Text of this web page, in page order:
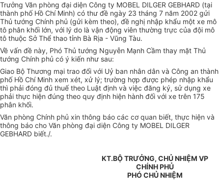
Trưởng Văn phòng đại diện Công ty MOBEL DILGER GEBHARD (tại
thành phố Hồ Chí Minh) có thư đề ngày 23 tháng 7 năm 2002 gửi
Thủ tướng Chính phủ (gửi kèm theo), đề nghị nhập khẩu một xe mô
tô phân khối lớn, với lý do là vận động viên thường trực của đội mô
tô thuộc Sở Thể thao tỉnh Bà Rịa - Vũng Tàu.
Về vấn đề này, Phó Thủ tướng Nguyễn Mạnh Cầm thay mặt Thủ
tướng Chính phủ có ý kiến như sau:
Giao Bộ Thương mại trao đổi với Uỷ ban nhân dân và Công an thành
phố Hồ Chí Minh xem xét, xử lý; trường hợp được phép nhập khẩu
thì phải đóng đủ thuế theo Luật định và việc đăng ký, sử dụng xe
phải thực hiện đúng theo quy định hiện hành đối với xe trên 175
phân khối.
Văn phòng Chính phủ xin thông báo các cơ quan biết, thực hiện và
thông báo cho Văn phòng đại diện Công ty MOBEL DILGER
GEBHARD biết./.
KT.BỘ TRƯỞNG, CHỦ NHIỆM VP
CHÍNH PHỦ
PHÓ CHỦ NHIỆM